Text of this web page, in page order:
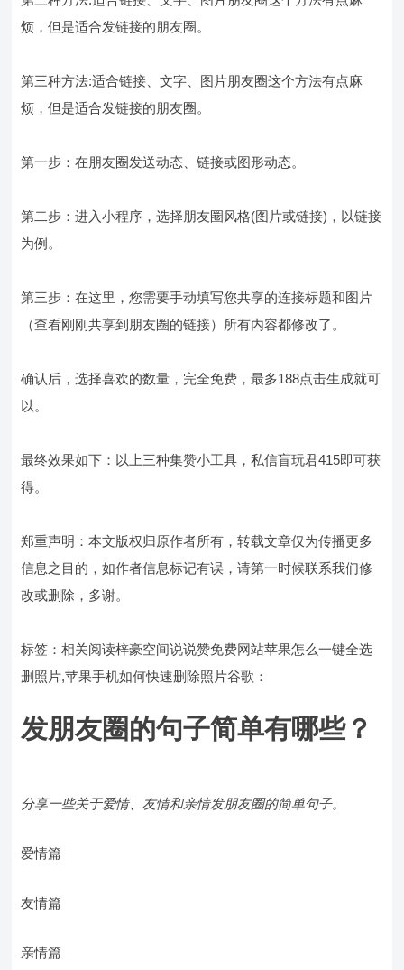
烦，但是适合发链接的朋友圈。
第三种方法:适合链接、文字、图片朋友圈这个方法有点麻
烦，但是适合发链接的朋友圈。
第一步：在朋友圈发送动态、链接或图形动态。
第二步：进入小程序，选择朋友圈风格(图片或链接)，以链接
为例。
第三步：在这里，您需要手动填写您共享的连接标题和图片
（查看刚刚共享到朋友圈的链接）所有内容都修改了。
确认后，选择喜欢的数量，完全免费，最多188点击生成就可
以。
最终效果如下：以上三种集赞小工具，私信盲玩君415即可获
得。
郑重声明：本文版权归原作者所有，转载文章仅为传播更多
信息之目的，如作者信息标记有误，请第一时候联系我们修
改或删除，多谢。
标签：相关阅读梓豪空间说说赞免费网站苹果怎么一键全选
删照片,苹果手机如何快速删除照片谷歌：
发朋友圈的句子简单有哪些？
分享一些关于爱情、友情和亲情发朋友圈的简单句子。
爱情篇
友情篇
亲情篇